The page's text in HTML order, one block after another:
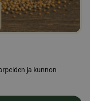
ja kunnon